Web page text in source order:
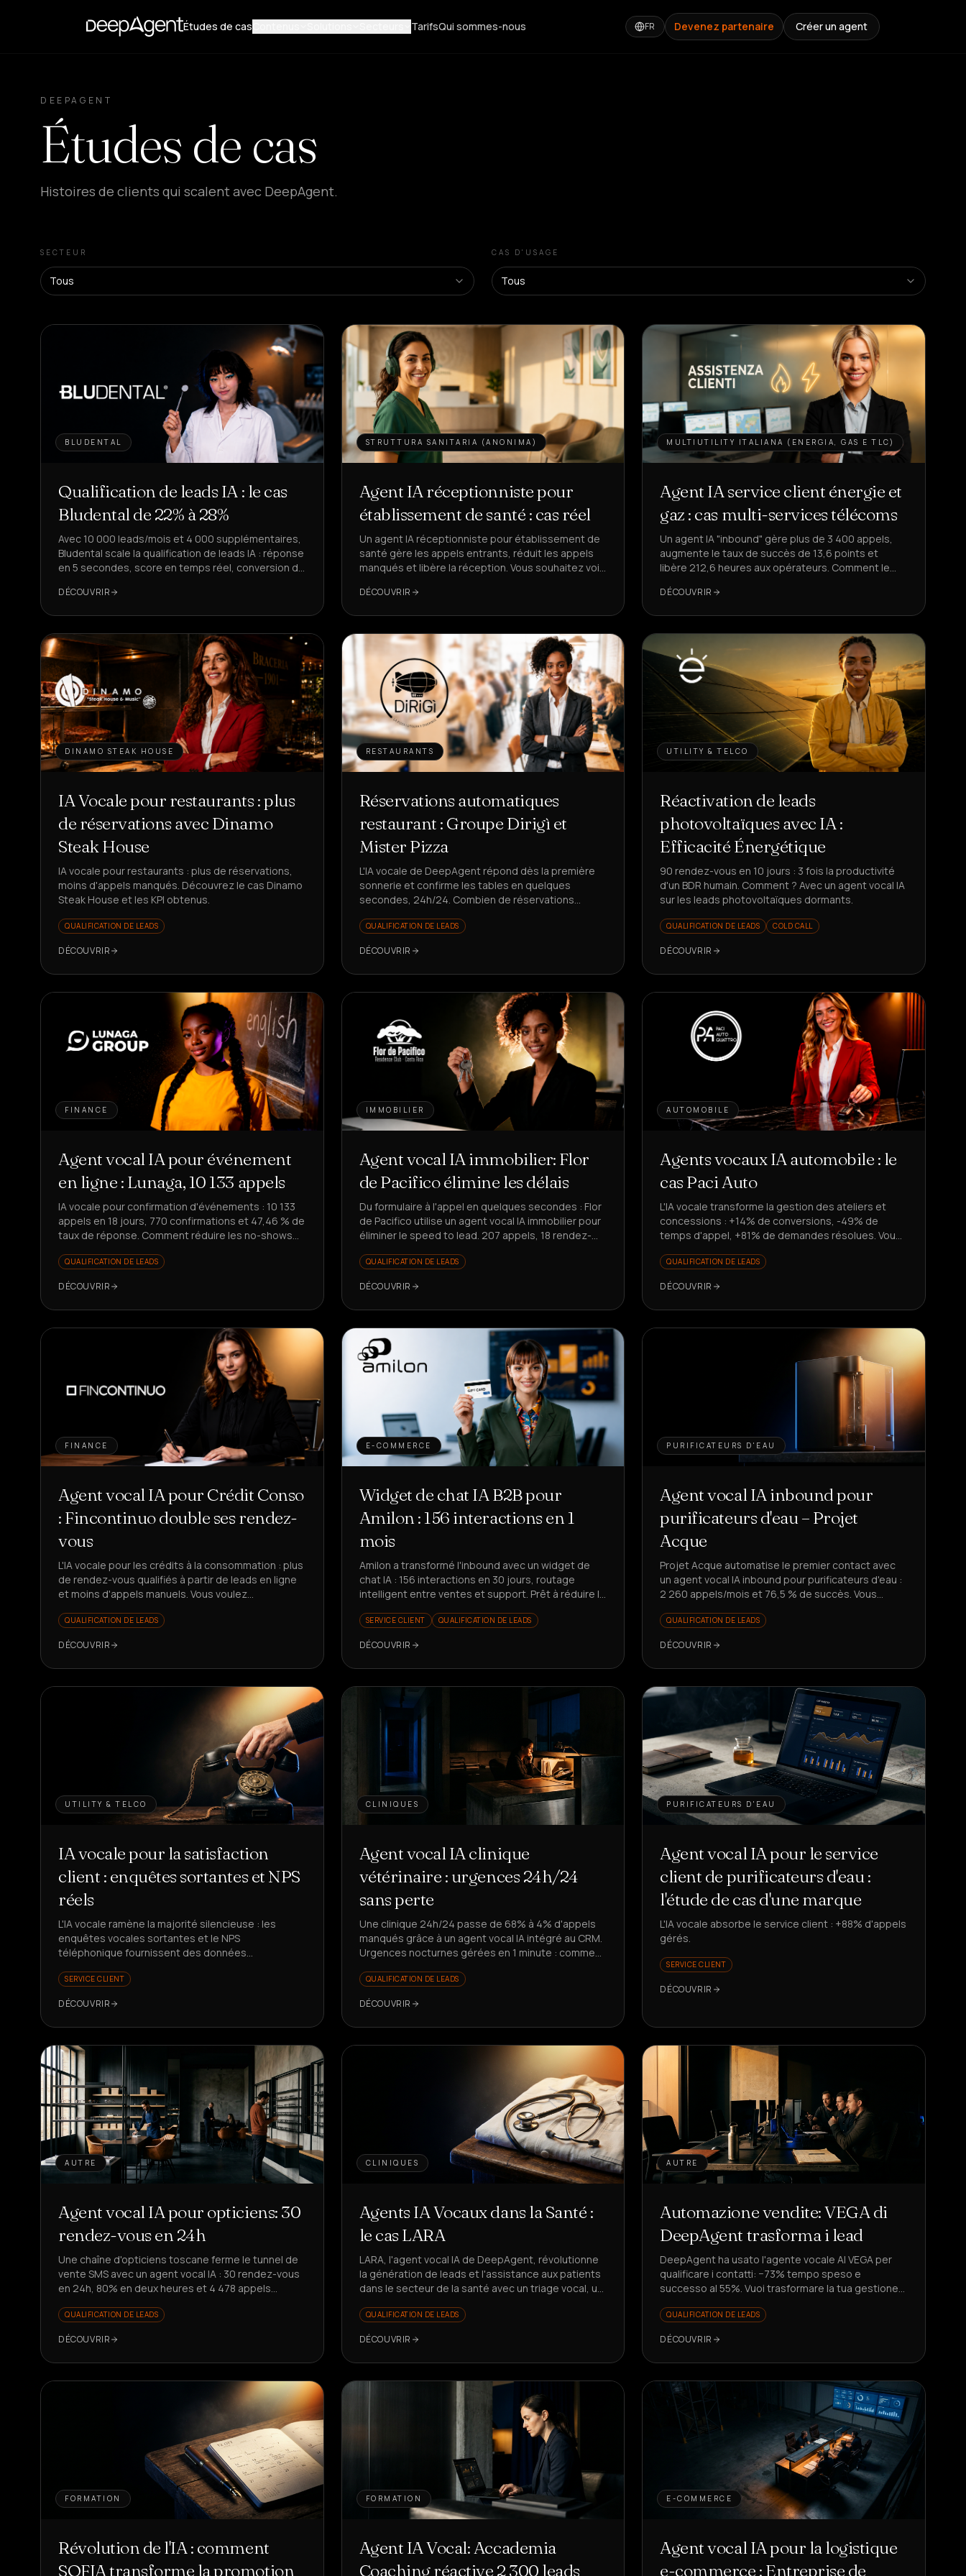
Études de cas TarifsQui sommes-nous FR Devenez partenaire Créer un agent
DEEPAGENT
Études de cas
Histoires de clients qui scalent avec DeepAgent.
SECTEUR
Tous
CAS D'USAGE
Tous
BLUDENTAL
Qualification de leads IA : le cas
Bludental de 22% à 28%
Avec 10 000 leads/mois et 4 000 supplémentaires,
Bludental scale la qualification de leads IA : réponse
en 5 secondes, score en temps réel, conversion de
DÉCOUVRIR
STRUTTURA SANITARIA (ANONIMA)
Agent IA réceptionniste pour
établissement de santé : cas réel
Un agent IA réceptionniste pour établissement de
santé gère les appels entrants, réduit les appels
manqués et libère la réception. Vous souhaitez voir
DÉCOUVRIR
MULTIUTILITY ITALIANA (ENERGIA, GAS E TLC)
Agent IA service client énergie et
gaz : cas multi-services télécoms
Un agent IA "inbound" gère plus de 3 400 appels,
augmente le taux de succès de 13,6 points et
libère 212,6 heures aux opérateurs. Comment le
DÉCOUVRIR
DINAMO STEAK HOUSE
IA Vocale pour restaurants : plus
de réservations avec Dinamo
Steak House
IA vocale pour restaurants : plus de réservations,
moins d'appels manqués. Découvrez le cas Dinamo
Steak House et les KPI obtenus.
QUALIFICATION DE LEADS
DÉCOUVRIR
RESTAURANTS
Réservations automatiques
restaurant : Groupe Dirigì et
Mister Pizza
L'IA vocale de DeepAgent répond dès la première
sonnerie et confirme les tables en quelques
secondes, 24h/24. Combien de réservations
QUALIFICATION DE LEADS
DÉCOUVRIR
UTILITY & TELCO
Réactivation de leads
photovoltaïques avec IA :
Efficacité Énergétique
90 rendez-vous en 10 jours : 3 fois la productivité
d'un BDR humain. Comment ? Avec un agent vocal IA
sur les leads photovoltaïques dormants.
QUALIFICATION DE LEADS COLD CALL
DÉCOUVRIR
FINANCE
Agent vocal IA pour événement
en ligne : Lunaga, 10 133 appels
IA vocale pour confirmation d'événements : 10 133
appels en 18 jours, 770 confirmations et 47,46 % de
taux de réponse. Comment réduire les no-shows
QUALIFICATION DE LEADS
DÉCOUVRIR
IMMOBILIER
Agent vocal IA immobilier: Flor
de Pacifico élimine les délais
Du formulaire à l'appel en quelques secondes : Flor
de Pacifico utilise un agent vocal IA immobilier pour
éliminer le speed to lead. 207 appels, 18 rendez-
QUALIFICATION DE LEADS
DÉCOUVRIR
AUTOMOBILE
Agents vocaux IA automobile : le
cas Paci Auto
L'IA vocale transforme la gestion des ateliers et
concessions : +14% de conversions, -49% de
temps d'appel, +81% de demandes résolues. Vous
QUALIFICATION DE LEADS
DÉCOUVRIR
FINANCE
Agent vocal IA pour Crédit Conso
: Fincontinuo double ses rendez-
vous
L'IA vocale pour les crédits à la consommation : plus
de rendez-vous qualifiés à partir de leads en ligne
et moins d'appels manuels. Vous voulez
QUALIFICATION DE LEADS
DÉCOUVRIR
E-COMMERCE
Widget de chat IA B2B pour
Amilon : 156 interactions en 1
mois
Amilon a transformé l'inbound avec un widget de
chat IA : 156 interactions en 30 jours, routage
intelligent entre ventes et support. Prêt à réduire le
SERVICE CLIENT QUALIFICATION DE LEADS
DÉCOUVRIR
PURIFICATEURS D'EAU
Agent vocal IA inbound pour
purificateurs d'eau – Projet
Acque
Projet Acque automatise le premier contact avec
un agent vocal IA inbound pour purificateurs d'eau :
2 260 appels/mois et 76,5 % de succès. Vous
répétitives ?
QUALIFICATION DE LEADS
DÉCOUVRIR
UTILITY & TELCO
IA vocale pour la satisfaction
client : enquêtes sortantes et NPS
réels
L'IA vocale ramène la majorité silencieuse : les
enquêtes vocales sortantes et le NPS
téléphonique fournissent des données
mesurer votre satisfaction client ?
SERVICE CLIENT
DÉCOUVRIR
CLINIQUES
Agent vocal IA clinique
vétérinaire : urgences 24h/24
sans perte
Une clinique 24h/24 passe de 68% à 4% d'appels
manqués grâce à un agent vocal IA intégré au CRM.
Urgences nocturnes gérées en 1 minute : comment
QUALIFICATION DE LEADS
DÉCOUVRIR
PURIFICATEURS D'EAU
Agent vocal IA pour le service
client de purificateurs d'eau :
l'étude de cas d'une marque
L'IA vocale absorbe le service client : +88% d'appels
gérés.
SERVICE CLIENT
DÉCOUVRIR
AUTRE
Agent vocal IA pour opticiens: 30
rendez-vous en 24h
Une chaîne d'opticiens toscane ferme le tunnel de
vente SMS avec un agent vocal IA : 30 rendez-vous
en 24h, 80% en deux heures et 4 478 appels
QUALIFICATION DE LEADS
DÉCOUVRIR
CLINIQUES
Agents IA Vocaux dans la Santé :
le cas LARA
LARA, l'agent vocal IA de DeepAgent, révolutionne
la génération de leads et l'assistance aux patients
dans le secteur de la santé avec un triage vocal, un
voir comment ?
QUALIFICATION DE LEADS
DÉCOUVRIR
AUTRE
Automazione vendite: VEGA di
DeepAgent trasforma i lead
DeepAgent ha usato l'agente vocale AI VEGA per
qualificare i contatti: −73% tempo speso e
successo al 55%. Vuoi trasformare la tua gestione
QUALIFICATION DE LEADS
DÉCOUVRIR
FORMATION
Révolution de l'IA : comment
SOFIA transforme la promotion
FORMATION
Agent IA Vocal: Accademia
Coaching réactive 2 300 leads
E-COMMERCE
Agent vocal IA pour la logistique
e-commerce : Entreprise de